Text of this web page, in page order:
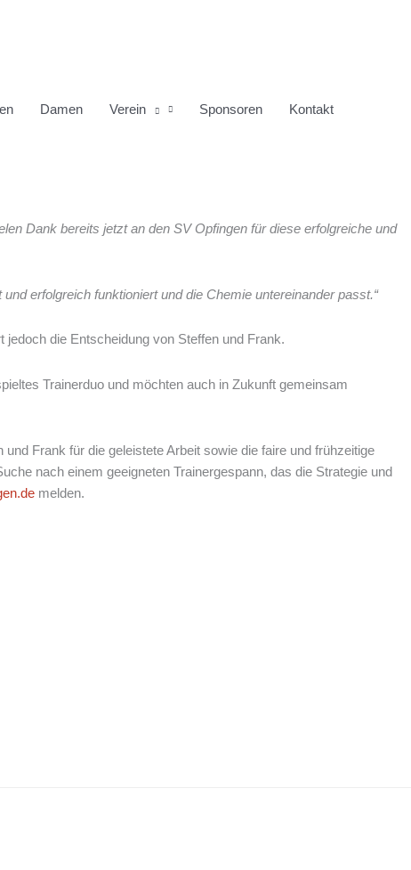
Damen Verein Sponsoren Kontakt
Dank bereits jetzt an den SV Opfingen für diese erfolgreiche und
erfolgreich funktioniert und die Chemie untereinander passt.“
die Entscheidung von Steffen und Frank.
Trainerduo und möchten auch in Zukunft gemeinsam
Frank für die geleistete Arbeit sowie die faire und frühzeitige
nach einem geeigneten Trainergespann, das die Strategie und
melden.